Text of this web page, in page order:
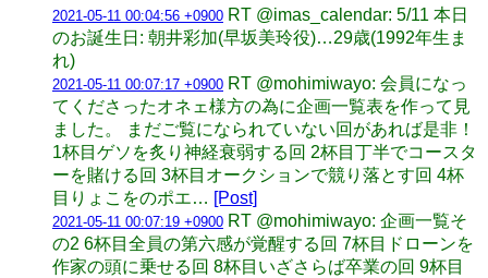
2021-05-11 00:04:56 +0900 RT @imas_calendar: 5/11 本日
のお誕生日: 朝井彩加(早坂美玲役)…29歳(1992年生ま
れ)
2021-05-11 00:07:17 +0900 RT @mohimiwayo: 会員になっ
てくださったオネェ様方の為に企画一覧表を作って見
ました。 まだご覧になられていない回があれば是非！
1杯目ゲソを炙り神経衰弱する回 2杯目丁半でコースタ
ーを賭ける回 3杯目オークションで競り落とす回 4杯
目りょこをのポエ… [Post]
2021-05-11 00:07:19 +0900 RT @mohimiwayo: 企画一覧そ
の2 6杯目全員の第六感が覚醒する回 7杯目ドローンを
作家の頭に乗せる回 8杯目いざさらば卒業の回 9杯目